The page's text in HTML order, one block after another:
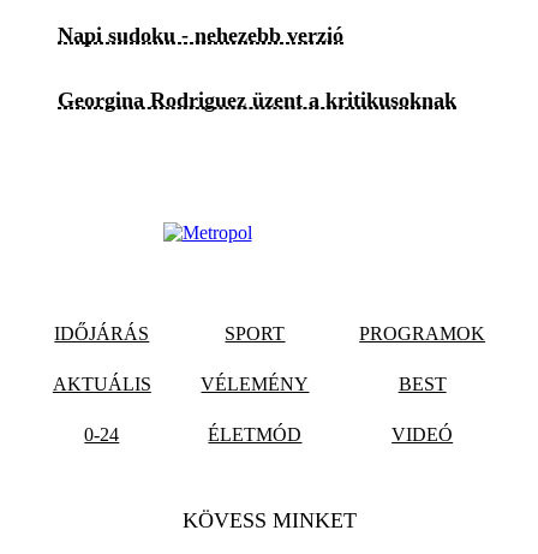
Napi sudoku - nehezebb verzió
Georgina Rodriguez üzent a kritikusoknak
IDŐJÁRÁS SPORT PROGRAMOK
AKTUÁLIS VÉLEMÉNY BEST
0-24 ÉLETMÓD VIDEÓ
KÖVESS MINKET